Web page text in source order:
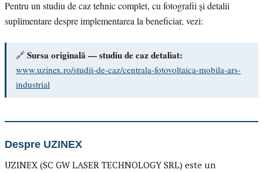
Pentru un studiu de caz tehnic complet, cu fotografii și detalii
suplimentare despre implementarea la beneficiar, vezi:
🔗 Sursa originală — studiu de caz detaliat:
www.uzinex.ro/studii-de-caz/centrala-fotovoltaica-mobila-ars-
industrial
Despre UZINEX
UZINEX (SC GW LASER TECHNOLOGY SRL) este un